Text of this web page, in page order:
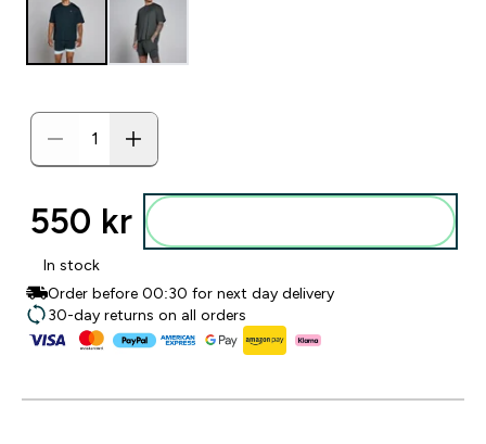
550 kr‎
In stock
Order before 00:30 for next day delivery
30-day returns on all orders